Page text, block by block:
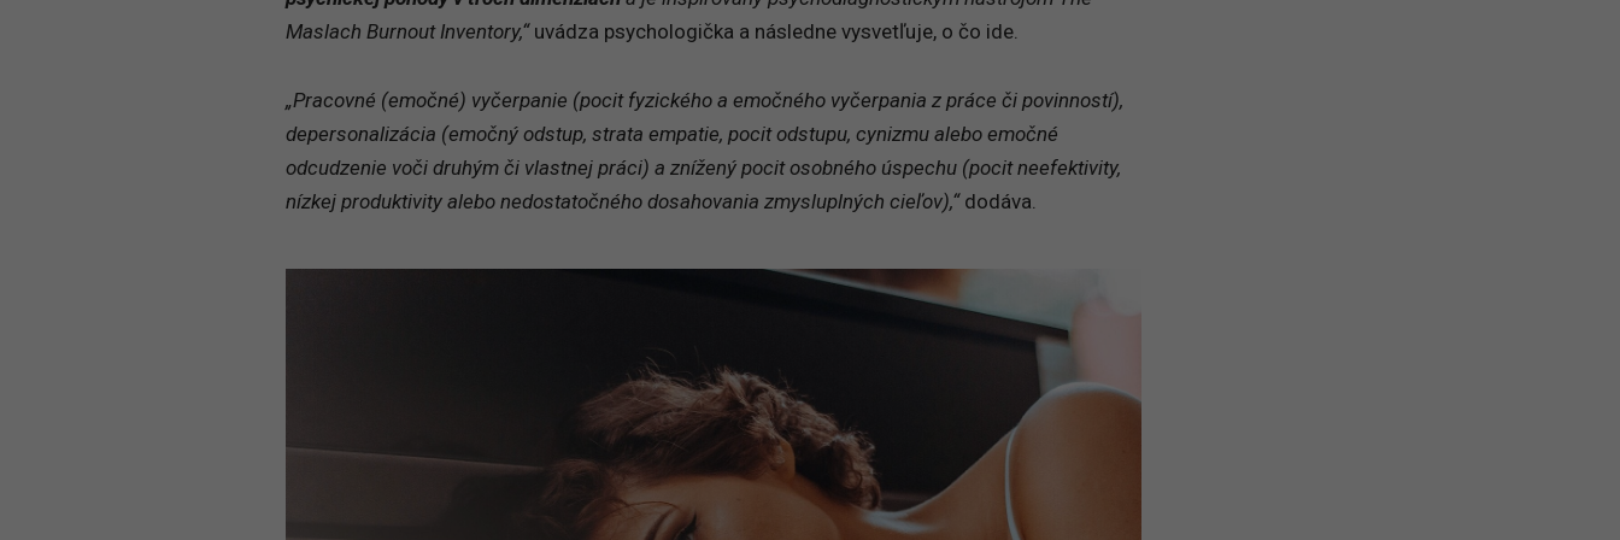
Maslach Burnout Inventory,“uvádza psychologička a následne vysvetľuje, o čo ide.
„Pracovné (emočné) vyčerpanie (pocit fyzického a emočného vyčerpania z práce či povinností),
depersonalizácia (emočný odstup, strata empatie, pocit odstupu, cynizmu alebo emočné
odcudzenie voči druhým či vlastnej práci) a znížený pocit osobného úspechu (pocit neefektivity,
nízkej produktivity alebo nedostatočného dosahovania zmysluplných cieľov),“dodáva.